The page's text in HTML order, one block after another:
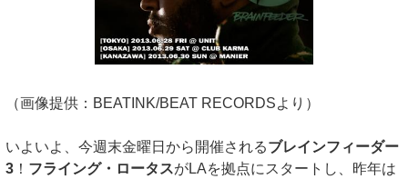
（画像提供：BEATINK/BEAT RECORDSより）
いよいよ、今週末金曜日から開催されるブレインフィーダー
3 ！ フライング・ロータスがLAを拠点にスタートし、昨年は